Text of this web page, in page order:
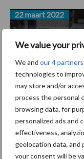
We value your
We and our 4 partners
technologies to
may store and/or
process the personal
browsing data, for
personalized ads and
effectiveness,
geolocation data,
your consent will be
22 maart 2022
Eind 2021 is er bij
Vector automatisch